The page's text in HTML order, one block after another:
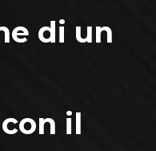
di un
il